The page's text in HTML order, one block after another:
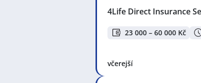
4Life Direct Insurance
23 000 – 60 000 Kč
včerejší